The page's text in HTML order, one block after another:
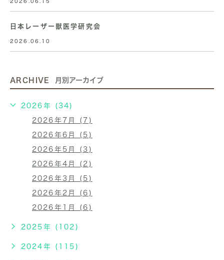
2026.06.15
日本レーザー獣医学研究会
2026.06.10
ARCHIVE 月別アーカイブ
2026年 (34)
2026年7月 (7)
2026年6月 (5)
2026年5月 (3)
2026年4月 (2)
2026年3月 (5)
2026年2月 (6)
2026年1月 (6)
2025年 (102)
2024年 (115)